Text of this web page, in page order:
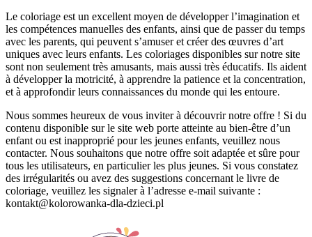
Le coloriage est un excellent moyen de développer l’imagination et
les compétences manuelles des enfants, ainsi que de passer du temps
avec les parents, qui peuvent s’amuser et créer des œuvres d’art
uniques avec leurs enfants. Les coloriages disponibles sur notre site
sont non seulement très amusants, mais aussi très éducatifs. Ils aident
à développer la motricité, à apprendre la patience et la concentration,
et à approfondir leurs connaissances du monde qui les entoure.
Nous sommes heureux de vous inviter à découvrir notre offre ! Si du
contenu disponible sur le site web porte atteinte au bien-être d’un
enfant ou est inapproprié pour les jeunes enfants, veuillez nous
contacter. Nous souhaitons que notre offre soit adaptée et sûre pour
tous les utilisateurs, en particulier les plus jeunes. Si vous constatez
des irrégularités ou avez des suggestions concernant le livre de
coloriage, veuillez les signaler à l’adresse e-mail suivante :
kontakt@kolorowanka-dla-dzieci.pl